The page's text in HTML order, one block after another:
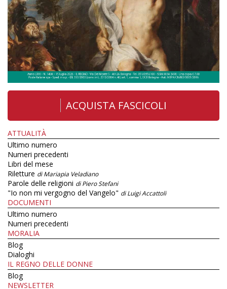
ACQUISTA FASCICOLI
ATTUALITÀ
Ultimo numero
Numeri precedenti
Libri del mese
Riletture di Mariapia Veladiano
Parole delle religioni di Piero Stefani
"Io non mi vergogno del Vangelo" di Luigi Accattoli
DOCUMENTI
Ultimo numero
Numeri precedenti
MORALIA
Blog
Dialoghi
IL REGNO DELLE DONNE
Blog
NEWSLETTER